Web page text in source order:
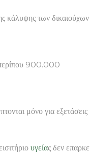
των δικαιούχων
900.000
μόνο για εξετάσεις
υγείας δεν